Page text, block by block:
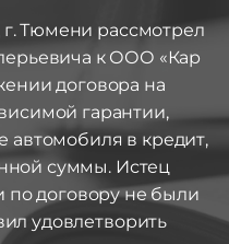
Тюмени рассмотрел
к ООО «Кар
договора на
гарантии,
автомобиля в кредит,
суммы. Истец
по договору не были
удовлетворить